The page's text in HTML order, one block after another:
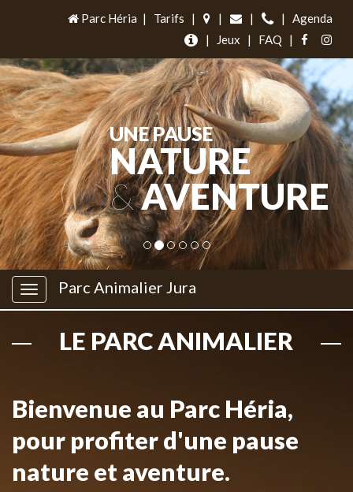
Parc Héria | Tarifs | | | |
Agenda
|
Jeux | FAQ |
UNE PAUSE
NATURE
&AVENTURE
Parc Animalier Jura
LE PARC ANIMALIER
Bienvenue au Parc Héria,
pour profiter d'une pause
nature et aventure.